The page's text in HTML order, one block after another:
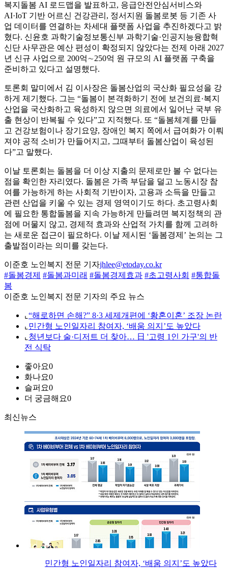
복지돌봄 AI 로드맵을 발표하고, 응급안전안심서비스와
AI·IoT 기반 어르신 건강관리, 정서지원 돌봄로봇 등 기존 사
업 데이터를 연결하는 차세대 플랫폼 사업을 추진하겠다고 밝
혔다. 신윤호 과학기술정보통신부 과학기술·인공지능융합혁
신단 사무관은 예산 편성이 확정되지 않았다는 전제 아래 2027
년 신규 사업으로 200억∼250억 원 규모의 AI 플랫폼 구축을
준비하고 있다고 설명했다.
토론회 말미에서 김 이사장은 돌봄산업의 국산화 필요성을 강
하게 제기했다. 그는 “돌봄이 본격화하기 전에 보건의료·복지
산업을 국산화하고 육성하지 않으면 의료에서 일어난 국부 유
출 현상이 반복될 수 있다”고 지적했다. 또 “돌봄체계를 만들
고 건강보험이나 장기요양, 장애인 복지 쪽에서 급여화가 이뤄
져야 공적 소비가 만들어지고, 그때부터 돌봄산업이 육성된
다”고 말했다.
이날 토론회는 돌봄을 더 이상 지출의 문제로만 볼 수 없다는
점을 확인한 자리였다. 돌봄은 가족 부담을 덜고 노동시장 참
여를 가능하게 하는 사회적 기반이자, 고용과 소득을 만들고
관련 산업을 키울 수 있는 경제 영역이기도 하다. 초고령사회
에 필요한 통합돌봄을 지속 가능하게 만들려면 복지정책의 관
점에 머물지 않고, 경제적 효과와 산업적 가치를 함께 고려하
는 새로운 접근이 필요하다. 이날 제시된 ‘돌봄경제’ 논의는 그
출발점이라는 의미를 갖는다.
이준호 노인복지 전문 기자jhlee@etoday.co.kr
#돌봄경제 #돌봄과미래 #돌봄경제효과 #초고령사회 #통합돌
봄
이준호 노인복지 전문 기자의 주요 뉴스
⌞ “해로하면 손해?” 8·3 세제개편에 ‘황혼이혼’ 조장 논란
⌞ 민간형 노인일자리 참여자, ‘배움 의지’도 높았다
⌞ 청년보다 술·디저트 더 찾아… 日 '고령 1인 가구'의 반
전 식탁
좋아요0
화나요0
슬퍼요0
더 궁금해요0
최신뉴스
민간형 노인일자리 참여자, ‘배움 의지’도 높았다